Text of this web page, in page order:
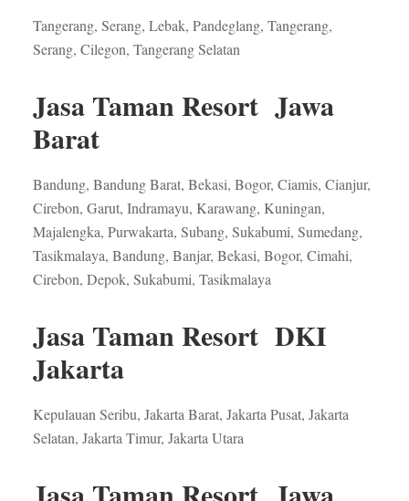
Tangerang, Serang, Lebak, Pandeglang, Tangerang,
Serang, Cilegon, Tangerang Selatan
Jasa Taman Resort Jawa
Barat
Bandung, Bandung Barat, Bekasi, Bogor, Ciamis, Cianjur,
Cirebon, Garut, Indramayu, Karawang, Kuningan,
Majalengka, Purwakarta, Subang, Sukabumi, Sumedang,
Tasikmalaya, Bandung, Banjar, Bekasi, Bogor, Cimahi,
Cirebon, Depok, Sukabumi, Tasikmalaya
Jasa Taman Resort DKI
Jakarta
Kepulauan Seribu, Jakarta Barat, Jakarta Pusat, Jakarta
Selatan, Jakarta Timur, Jakarta Utara